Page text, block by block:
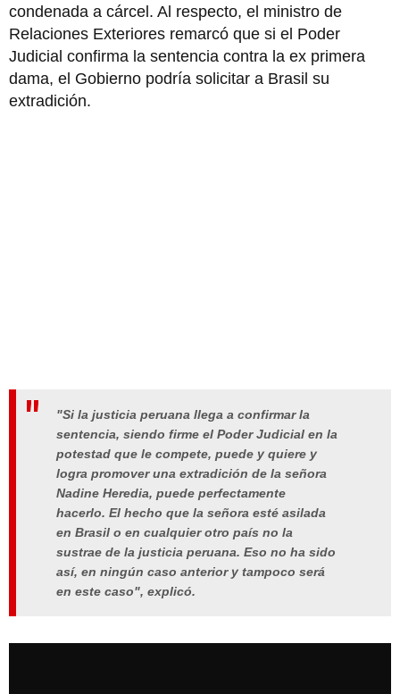
condenada a cárcel. Al respecto, el ministro de
Relaciones Exteriores remarcó que si el Poder
Judicial confirma la sentencia contra la ex primera
dama, el Gobierno podría solicitar a Brasil su
extradición.
"Si la justicia peruana llega a confirmar la
sentencia, siendo firme el Poder Judicial en la
potestad que le compete, puede y quiere y
logra promover una extradición de la señora
Nadine Heredia, puede perfectamente
hacerlo. El hecho que la señora esté asilada
en Brasil o en cualquier otro país no la
sustrae de la justicia peruana. Eso no ha sido
así, en ningún caso anterior y tampoco será
en este caso", explicó.